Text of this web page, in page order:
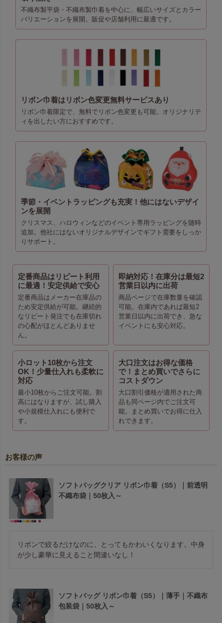
不織布製平袋・不織布製巾着を中心に、幅広いサイズとカラー
バリエーションを展開。販促や店舗利用に最適です。
リボン巾着はリボン色変更無料サービスあり
リボン巾着限定で、無料でリボン色変更も可能。オリジナリテ
ィを出したい方におすすめです。
季節・イベントラッピングも充実！他にはないデザイ
ンを展開
クリスマス、ハロウィンなどのイベント専用ラッピングを随時
追加。他社にはないオリジナルデザインでギフト需要をしっか
りサポート。
定番商品はリピート利用
に最適！安定供給で安心
定番商品はメーカー在庫品の
ため安定供給が可能。継続的
なリピート発注でも在庫切れ
の心配がほとんどありませ
ん。
即納対応！在庫分は最短2
営業日以内に出荷
商品ページで在庫数量を確認
可能。在庫内であれば最短2
営業日以内に出荷でき、急な
イベントにも安心対応。
小ロット10枚から注文
OK！少量仕入れも柔軟に
対応
最小10枚からご注文可能。割
高にはなりますが、試し購入
や小規模仕入れにも便利で
す。
大口注文はお得な価格
で！まとめ買いでさらに
コストダウン
大口割引価格が適用された商
品も同ページ内でご注文可
能。まとめ買いでお得に仕入
れできます。
お客様の声
ソフトバッグクリア リボン巾着（S5）｜前透明
不織布袋｜50枚入～
リボンで絞るだけなのに、とってもかわいくなります。中身
が少し豪華に見えること間違いなし！
ソフトバッグ リボン巾着（S5）｜薄手｜不織布
包装袋｜50枚入～